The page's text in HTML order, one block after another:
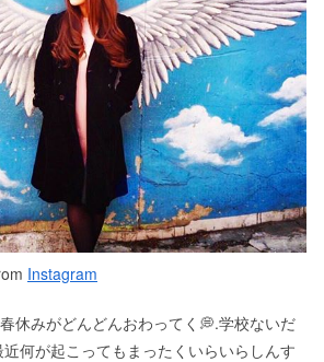
Instagram
休みがどんどんおわってく💭.学校ないだ
何が起こってもまったくいらいらしんす